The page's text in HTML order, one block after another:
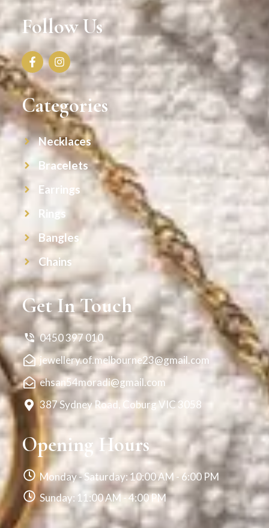
Follow Us
Categories
Necklaces
Bracelets
Earrings
Rings
Bangles
Chains
Get In Touch
0450 397 010
jewellery.of.melbourne23@gmail.com
ehsan54moradi@gmail.com
387 Sydney Road, Coburg VIC 3058
Opening Hours
Monday - Saturday: 10:00 AM - 6:00 PM
Sunday: 11:00 AM - 4:00 PM